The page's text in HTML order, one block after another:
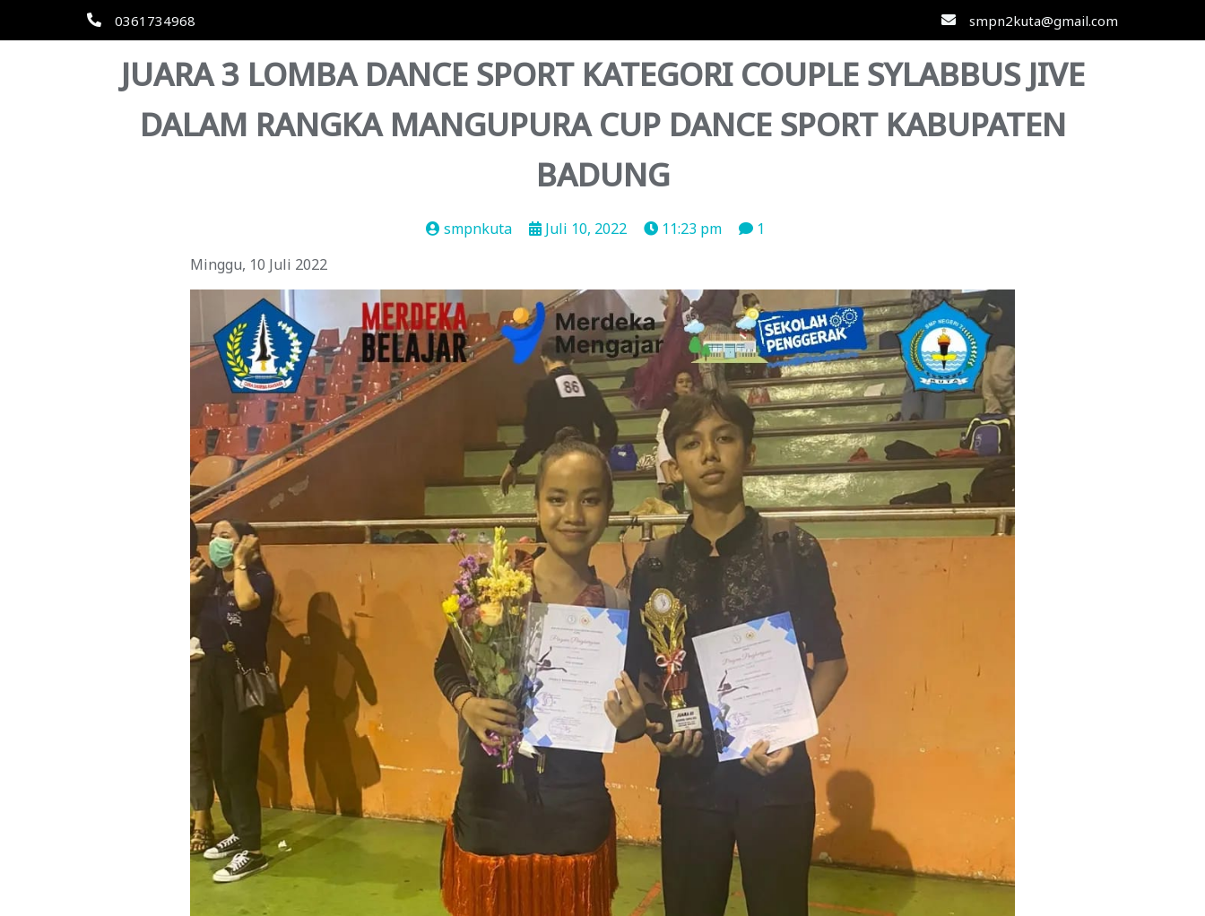
0361734968 smpn2kuta@gmail.com
JUARA 3 LOMBA DANCE SPORT KATEGORI COUPLE SYLABBUS JIVE
DALAM RANGKA MANGUPURA CUP DANCE SPORT KABUPATEN
BADUNG
smpnkuta Juli 10, 2022 11:23 pm
1
Minggu, 10 Juli 2022